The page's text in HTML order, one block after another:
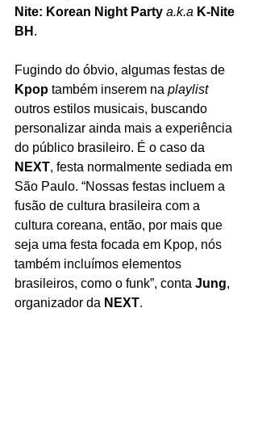
Nite: Korean Night Party a.k.a K-Nite
BH .
Fugindo do óbvio, algumas festas de
Kpop também inserem na playlist
outros estilos musicais, buscando
personalizar ainda mais a experiência
do público brasileiro. É o caso da
NEXT, festa normalmente sediada em
São Paulo. “Nossas festas incluem a
fusão de cultura brasileira com a
cultura coreana, então, por mais que
seja uma festa focada em Kpop, nós
também incluímos elementos
brasileiros, como o funk”, conta Jung,
organizador da NEXT.